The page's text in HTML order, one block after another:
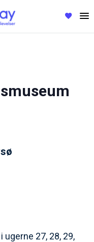
27, 28, 29,